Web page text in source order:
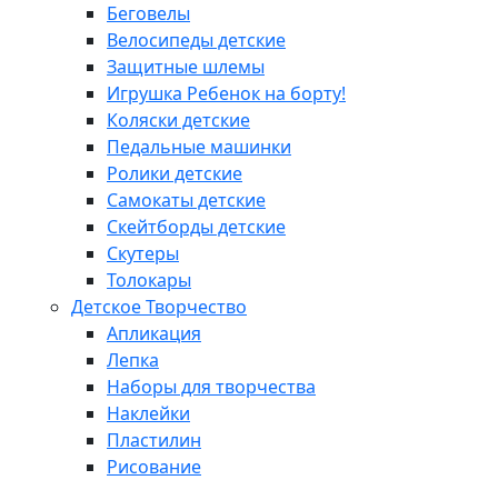
Беговелы
Велосипеды детские
Защитные шлемы
Игрушка Ребенок на борту!
Коляски детские
Педальные машинки
Ролики детские
Самокаты детские
Скейтборды детские
Скутеры
Толокары
Детское Творчество
Апликация
Лепка
Наборы для творчества
Наклейки
Пластилин
Рисование